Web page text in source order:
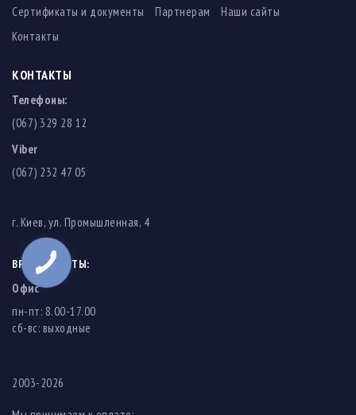
Сертификаты и документы
Партнерам
Наши сайты
Контакты
КОНТАКТЫ
Телефоны:
(067) 329 28 12
Viber
(067) 232 47 05
г. Киев, ул. Промышленная, 4
ВРЕМЯ РАБОТЫ:
Офис
пн-пт: 8.00-17.00
cб-вс: выходные
2003-2026